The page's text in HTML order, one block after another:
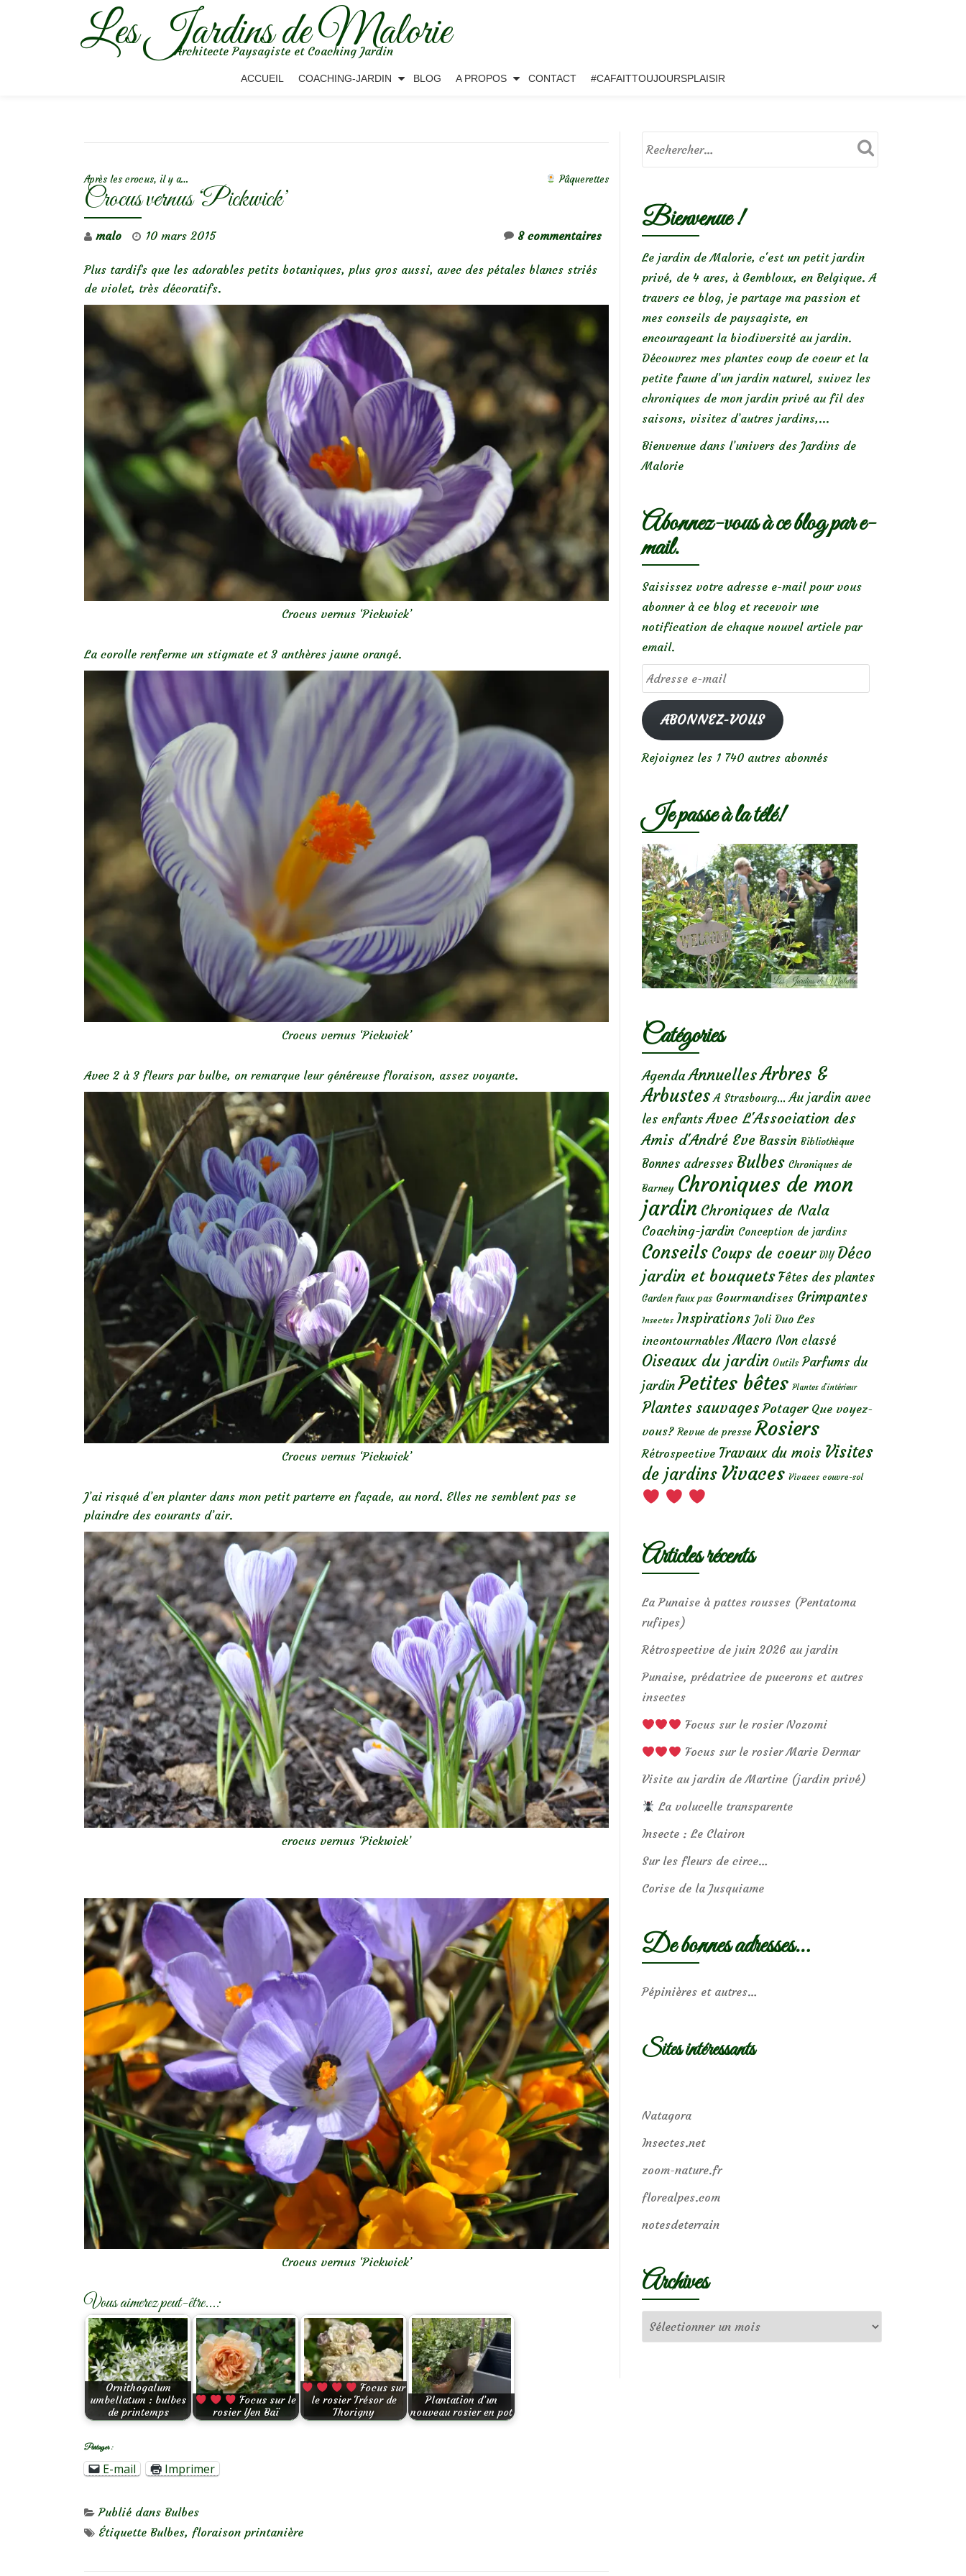
Les Jardins de Malorie
Architecte Paysagiste et Coaching Jardin
ACCUEIL COACHING-JARDIN BLOG A PROPOS CONTACT #CAFAITTOUJOURSPLAISIR
Après les crocus, il y a… Pâquerettes
Crocus vernus ‘Pickwick’
malo 10 mars 2015 8 commentaires
Plus tardifs que les adorables petits botaniques, plus gros aussi, avec des pétales blancs striés
de violet, très décoratifs.
Crocus vernus ‘Pickwick’
La corolle renferme un stigmate et 3 anthères jaune orangé.
Crocus vernus ‘Pickwick’
Avec 2 à 3 fleurs par bulbe, on remarque leur généreuse floraison, assez voyante.
Crocus vernus ‘Pickwick’
J’ai risqué d’en planter dans mon petit parterre en façade, au nord. Elles ne semblent pas se
plaindre des courants d’air.
crocus vernus ‘Pickwick’
Crocus vernus ‘Pickwick’
Vous aimerez peut-être...:
Ornithogalum
umbellatum : bulbes
de printemps
Focus sur le
rosier Yen Baï
Focus sur
le rosier Trésor de
Thorigny
Plantation d’un
nouveau rosier en pot
Partager :
E-mail Imprimer
Publié dans Bulbes
Étiquette Bulbes, floraison printanière
Bienvenue !
Le jardin de Malorie, c'est un petit jardin
privé, de 4 ares, à Gembloux, en Belgique. A
travers ce blog, je partage ma passion et
mes conseils de paysagiste, en
encourageant la biodiversité au jardin.
Découvrez mes plantes coup de coeur et la
petite faune d’un jardin naturel, suivez les
chroniques de mon jardin privé au fil des
saisons, visitez d’autres jardins,...
Bienvenue dans l’univers des Jardins de
Malorie
Abonnez-vous à ce blog par e-
mail.
Saisissez votre adresse e-mail pour vous
abonner à ce blog et recevoir une
notification de chaque nouvel article par
email.
Adresse
e-
mailABONNEZ-VOUS
Rejoignez les 1 740 autres abonnés
Je passe à la télé!
Catégories
Agenda AnnuellesArbres &
Arbustes A Strasbourg... Au jardin avec
les enfants Avec L'Association des
Amis d'André Eve Bassin Bibliothèque
Bonnes adresses Bulbes Chroniques de
Barney Chroniques de mon
jardin Chroniques de Nala
Coaching-jardin Conception de jardins
Conseils Coups de coeur DIY Déco
jardin et bouquets Fêtes des plantes
Garden faux pas Gourmandises Grimpantes
Insectes Inspirations Joli Duo Les
incontournables Macro Non classé
Oiseaux du jardin Outils Parfums du
jardin Petites bêtes Plantes d’intérieur
Plantes sauvages Potager Que voyez-
vous? Revue de presse Rosiers
Rétrospective Travaux du mois Visites
de jardins Vivaces Vivaces couvre-sol
Articles récents
La Punaise à pattes rousses (Pentatoma
rufipes)
Rétrospective de juin 2026 au jardin
Punaise, prédatrice de pucerons et autres
insectes
Focus sur le rosier Nozomi
Focus sur le rosier Marie Dermar
Visite au jardin de Martine (jardin privé)
La volucelle transparente
Insecte : Le Clairon
Sur les fleurs de circe…
Corise de la Jusquiame
De bonnes adresses…
Pépinières et autres…
Sites intéressants
Natagora
Insectes.net
zoom-nature.fr
florealpes.com
notesdeterrain
Archives
Archives